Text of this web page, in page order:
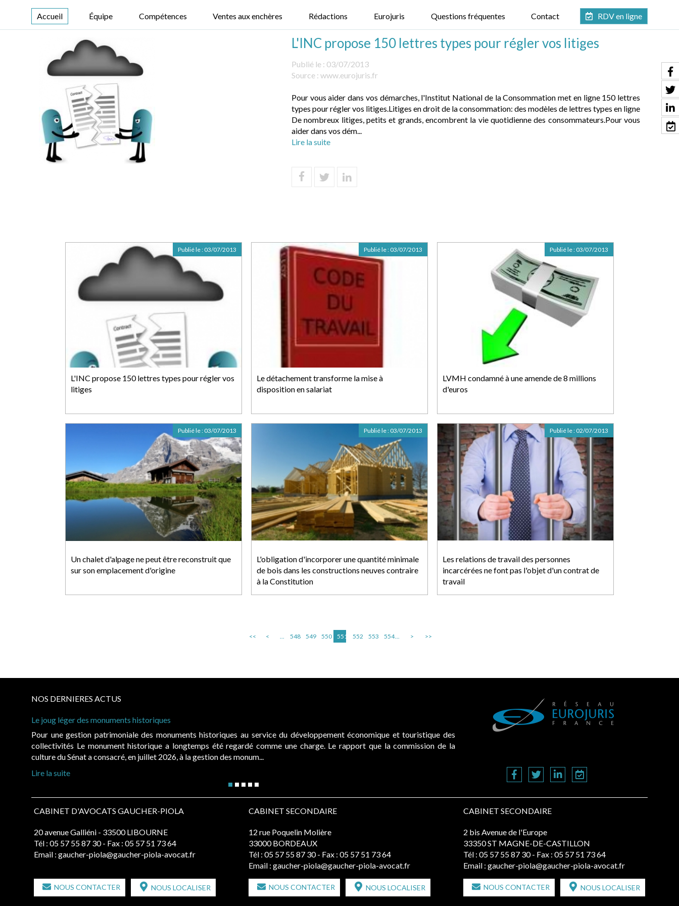
Accueil Équipe Compétences Ventes aux enchères Rédactions Eurojuris Questions fréquentes Contact RDV en ligne
L'INC propose 150 lettres types pour régler vos litiges
Publié le : 03/07/2013
Source : www.eurojuris.fr
Pour vous aider dans vos démarches, l'Institut National de la Consommation met en ligne 150 lettres
types pour régler vos litiges.Litiges en droit de la consommation: des modèles de lettres types en ligne
De nombreux litiges, petits et grands, encombrent la vie quotidienne des consommateurs.Pour vous
aider dans vos dém...
Lire la suite
L'INC propose 150 lettres types pour régler vos
litiges
Publié le : 03/07/2013
Le détachement transforme la mise à
disposition en salariat
Publié le : 03/07/2013
LVMH condamné à une amende de 8 millions
d'euros
Publié le : 03/07/2013
Un chalet d'alpage ne peut être reconstruit que
sur son emplacement d'origine
Publié le : 03/07/2013
L'obligation d'incorporer une quantité minimale
de bois dans les constructions neuves contraire
à la Constitution
Publié le : 03/07/2013
Les relations de travail des personnes
incarcérées ne font pas l'objet d'un contrat de
travail
Publié le : 02/07/2013
<< < ... 548 549 550 551 552 553 554... > >>
NOS DERNIERES ACTUS
Le joug léger des monuments historiques
Pour une gestion patrimoniale des monuments historiques au service du développement économique et touristique des
collectivités Le monument historique a longtemps été regardé comme une charge. Le rapport que la commission de la
culture du Sénat a consacré, en juillet 2026, à la gestion des monum...
Lire la suite
CABINET D'AVOCATS GAUCHER-PIOLA
20 avenue Galliéni - 33500 LIBOURNE
Tél : 05 57 55 87 30 - Fax : 05 57 51 73 64
Email : gaucher-piola@gaucher-piola-avocat.fr
NOUS CONTACTER NOUS LOCALISER
CABINET SECONDAIRE
12 rue Poquelin Molière
33000 BORDEAUX
Tél : 05 57 55 87 30 - Fax : 05 57 51 73 64
Email : gaucher-piola@gaucher-piola-avocat.fr
NOUS CONTACTER NOUS LOCALISER
CABINET SECONDAIRE
2 bis Avenue de l'Europe
33350 ST MAGNE-DE-CASTILLON
Tél : 05 57 55 87 30 - Fax : 05 57 51 73 64
Email : gaucher-piola@gaucher-piola-avocat.fr
NOUS CONTACTER NOUS LOCALISER